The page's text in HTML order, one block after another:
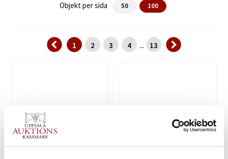
Objekt per sida 50 100
1 2 3 4 13